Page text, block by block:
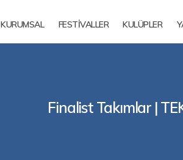
KURUMSAL FESTİVALLER KULÜPLER
Finalist Takımlar |